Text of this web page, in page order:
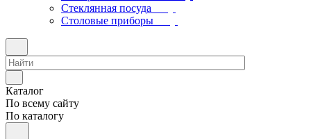
Стеклянная посуда
Столовые приборы
Каталог
По всему сайту
По каталогу